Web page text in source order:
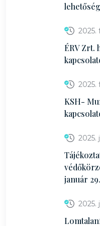
2025.
ÉRV Zrt.
2025.
KSH-
2025.
január 29.
2025.